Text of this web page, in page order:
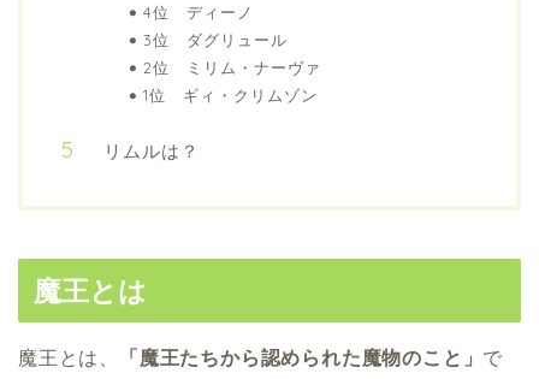
4位 ディーノ
3位 ダグリュール
2位 ミリム・ナーヴァ
1位 ギィ・クリムゾン
リムルは？
魔王とは
魔王とは、 「魔王たちから認められた魔物のこと」 で